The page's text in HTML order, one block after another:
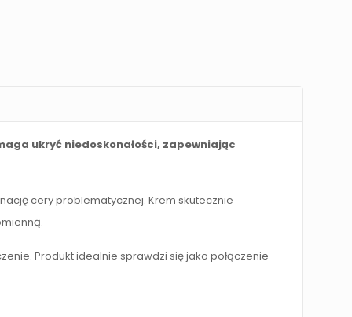
ukryć niedoskonałości, zapewniając
cery problematycznej. Krem skutecznie
Produkt idealnie sprawdzi się jako połączenie